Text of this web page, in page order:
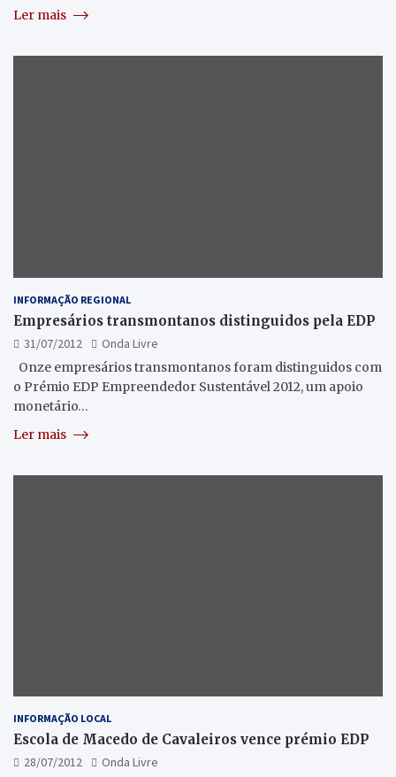
Ler mais
INFORMAÇÃO REGIONAL
Empresários transmontanos distinguidos pela EDP
31/07/2012
Onda Livre
Onze empresários transmontanos foram distinguidos com
o Prémio EDP Empreendedor Sustentável 2012, um apoio
monetário…
Ler mais
INFORMAÇÃO LOCAL
Escola de Macedo de Cavaleiros vence prémio EDP
28/07/2012
Onda Livre